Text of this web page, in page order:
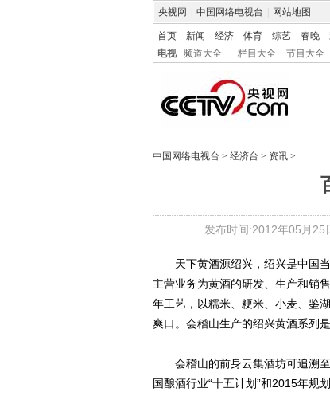
央视网 中国网络电视台 网站地图
首页 新闻 经济 体育 综艺 春晚
电视
频道大全 栏目大全 节目大全
中国网络电视台 > 经济台 > 资讯 >
发布时间:2012年05月25
天下黄酒源绍兴，绍兴是中国当
主营业务为黄酒的研发、生产和销
年工艺，以糯米、粳米、小麦、鉴
爽口。会稽山生产的绍兴黄酒系列
会稽山的前身云集酒坊可追溯至
国酿酒行业“十五计划”和2015年规